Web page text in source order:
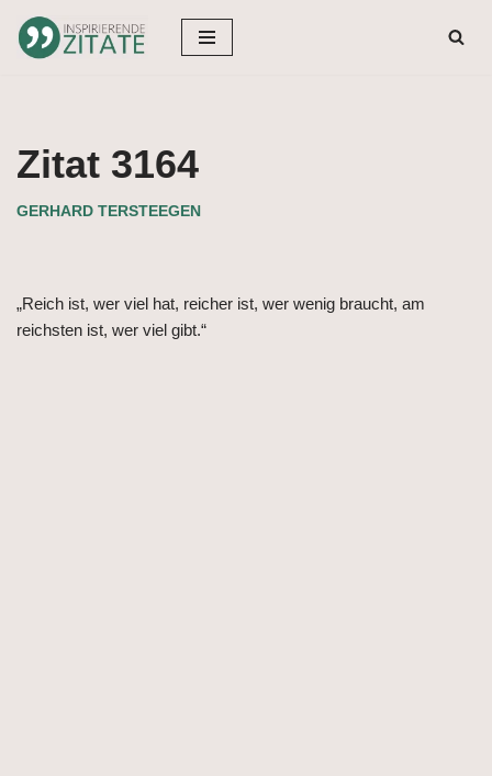
Zum
Zitat 3164
GERHARD TERSTEEGEN
„Reich ist, wer viel hat, reicher ist, wer wenig braucht, am
reichsten ist, wer viel gibt.“